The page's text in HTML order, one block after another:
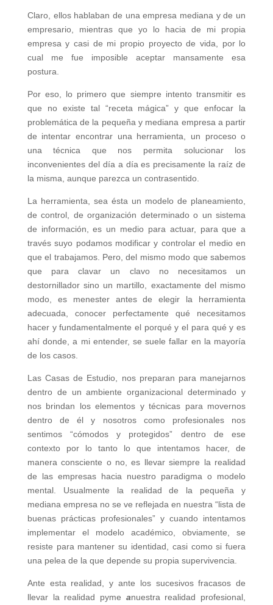
Claro, ellos hablaban de una empresa mediana y de un
empresario, mientras que yo lo hacia de mi propia
empresa y casi de mi propio proyecto de vida, por lo
cual me fue imposible aceptar mansamente esa
postura.
Por eso, lo primero que siempre intento transmitir es
que no existe tal “receta mágica” y que enfocar la
problemática de la pequeña y mediana empresa a partir
de intentar encontrar una herramienta, un proceso o
una técnica que nos permita solucionar los
inconvenientes del día a día es precisamente la raíz de
la misma, aunque parezca un contrasentido.
La herramienta, sea ésta un modelo de planeamiento,
de control, de organización determinado o un sistema
de información, es un medio para actuar, para que a
través suyo podamos modificar y controlar el medio en
que el trabajamos. Pero, del mismo modo que sabemos
que para clavar un clavo no necesitamos un
destornillador sino un martillo, exactamente del mismo
modo, es menester antes de elegir la herramienta
adecuada, conocer perfectamente qué necesitamos
hacer y fundamentalmente el porqué y el para qué y es
ahí donde, a mi entender, se suele fallar en la mayoría
de los casos.
Las Casas de Estudio, nos preparan para manejarnos
dentro de un ambiente organizacional determinado y
nos brindan los elementos y técnicas para movernos
dentro de él y nosotros como profesionales nos
sentimos “cómodos y protegidos” dentro de ese
contexto por lo tanto lo que intentamos hacer, de
manera consciente o no, es llevar siempre la realidad
de las empresas hacia nuestro paradigma o modelo
mental. Usualmente la realidad de la pequeña y
mediana empresa no se ve reflejada en nuestra “lista de
buenas prácticas profesionales” y cuando intentamos
implementar el modelo académico, obviamente, se
resiste para mantener su identidad, casi como si fuera
una pelea de la que depende su propia supervivencia.
Ante esta realidad, y ante los sucesivos fracasos de
llevar la realidad pyme anuestra realidad profesional,